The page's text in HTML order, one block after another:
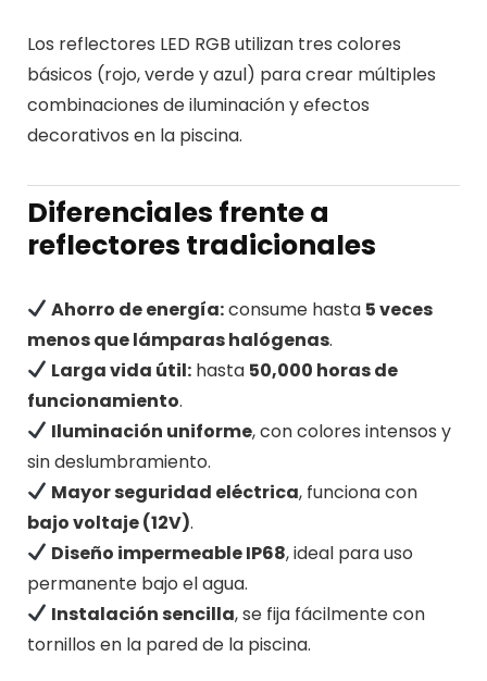
Los reflectores LED RGB utilizan tres colores
básicos (rojo, verde y azul) para crear múltiples
combinaciones de iluminación y efectos
decorativos en la piscina.
Diferenciales frente a
reflectores tradicionales
Ahorro de energía:consume hasta 5 veces
menos que lámparas halógenas.
Larga vida útil:hasta 50,000 horas de
funcionamiento.
Iluminación uniforme, con colores intensos y
sin deslumbramiento.
Mayor seguridad eléctrica, funciona con
bajo voltaje (12V).
Diseño impermeable IP68, ideal para uso
permanente bajo el agua.
Instalación sencilla, se fija fácilmente con
tornillos en la pared de la piscina.